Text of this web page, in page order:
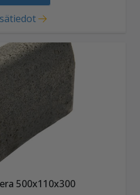
500x110x300